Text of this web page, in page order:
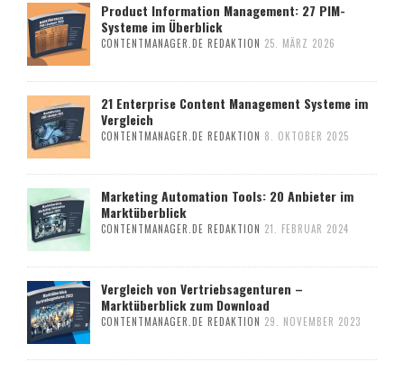
Product Information Management: 27 PIM-
Systeme im Überblick
CONTENTMANAGER.DE REDAKTION 25. MÄRZ 2026
21 Enterprise Content Management Systeme im
Vergleich
CONTENTMANAGER.DE REDAKTION 8. OKTOBER 2025
Marketing Automation Tools: 20 Anbieter im
Marktüberblick
CONTENTMANAGER.DE REDAKTION 21. FEBRUAR 2024
Vergleich von Vertriebsagenturen –
Marktüberblick zum Download
CONTENTMANAGER.DE REDAKTION 29. NOVEMBER 2023